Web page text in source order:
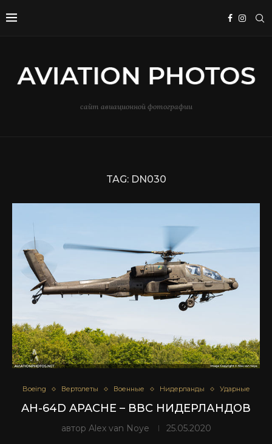
сайт авиационной фотографии
TAG: DN030
Boeing Вертолеты Военные Нидерланды Ударные
AH-64D APACHE – ВВС НИДЕРЛАНДОВ
автор Alex van Noye 25.05.2020